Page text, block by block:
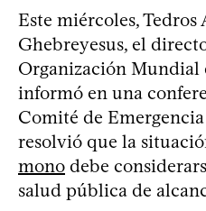
Este miércoles, Tedros
Ghebreyesus, el
Organización Mundial
informó en una
Comité de
resolvió que la
mono debe
salud pública de